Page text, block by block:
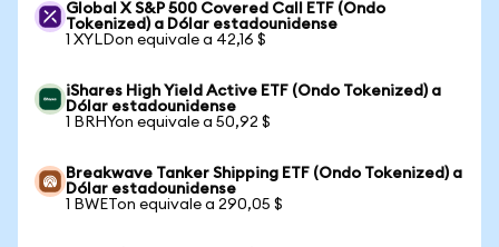
Global X S&P 500 Covered Call ETF (Ondo
Tokenized) a Dólar estadounidense
1 XYLDon equivale a 42,16 $
iShares High Yield Active ETF (Ondo Tokenized) a
Dólar estadounidense
1 BRHYon equivale a 50,92 $
Breakwave Tanker Shipping ETF (Ondo Tokenized) a
Dólar estadounidense
1 BWETon equivale a 290,05 $